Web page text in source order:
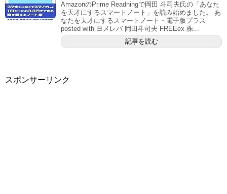
AmazonのPrime Readningで岡田 斗司夫氏の「あなた
を天才にするスマートノート」を読み始めました。 あ
なたを天才にするスマートノート・電子版プラス
posted with ヨメレバ 岡田斗司夫 FREEex 株...
記事を読む
スポンサーリンク